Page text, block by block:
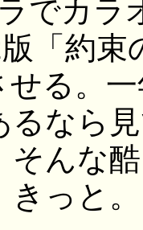
でカラ
版「約
せる。
るなら
そんな
っと。